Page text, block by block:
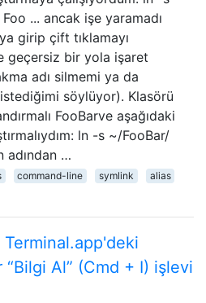
... ancak işe yaramadı
girip çift tıklamayı
geçersiz bir yola işaret
adı silmemi ya da
söylüyor). Klasörü
FooBarve aşağıdaki
ln -s ~/FooBar/
adından …
command-line symlink
alias
Terminal.app'deki
Al” (Cmd + I) işlevi